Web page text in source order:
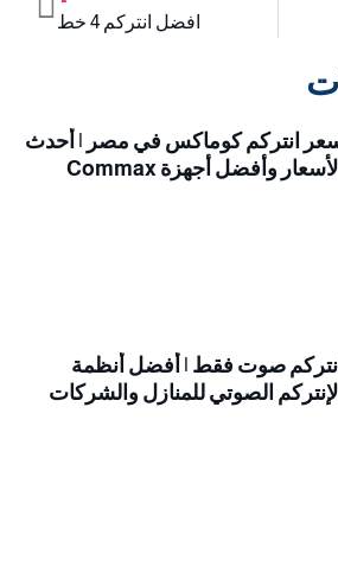
افضل انتركم 4 خط
انتركم كوماكس في مصر | أحدث
الأسعار وأفضل أجهزة Commax
انتركم صوت فقط | أفضل أنظمة
الإنتركم الصوتي للمنازل والشركات